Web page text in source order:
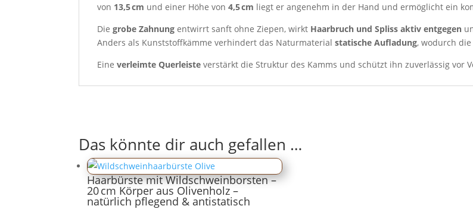
von 13,5 cm und einer Höhe von 4,5 cm liegt er angenehm in der Hand und ermöglicht ein
Die grobe Zahnung entwirrt sanft ohne Ziepen, wirkt Haarbruch und Spliss aktiv entgegen
Anders als Kunststoffkämme verhindert das Naturmaterial statische Aufladung, wodurch
Eine verleimte Querleiste verstärkt die Struktur des Kamms und schützt ihn zuverlässig vor
Das könnte dir auch gefallen …
Haarbürste mit Wildschweinborsten –
20 cm Körper aus Olivenholz –
natürlich pflegend & antistatisch